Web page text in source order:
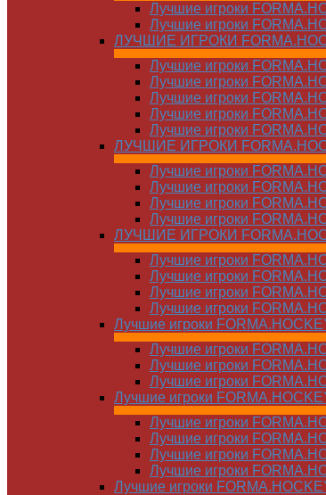
Лучшие игроки
Лучшие игроки
ЛУЧШИЕ ИГРОКИ
Лучшие игроки
Лучшие игроки
Лучшие игроки
Лучшие игроки
Лучшие игроки
ЛУЧШИЕ ИГРОКИ
Лучшие игроки
Лучшие игроки
Лучшие игроки
Лучшие игроки
ЛУЧШИЕ ИГРОКИ
Лучшие игроки
Лучшие игроки
Лучшие игроки
Лучшие игроки
Лучшие игроки
Лучшие игроки
Лучшие игроки
Лучшие игроки
Лучшие игроки
Лучшие игроки
Лучшие игроки
Лучшие игроки
Лучшие игроки
Лучшие игроки